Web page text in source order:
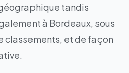
tandis
à Bordeaux, sous
classements, et de façon